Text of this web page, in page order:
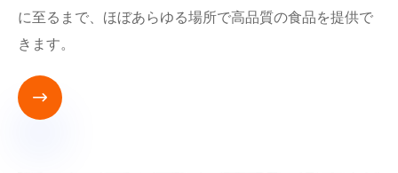
に至るまで、ほぼあらゆる場所で高品質の食品を提供で
きます。
